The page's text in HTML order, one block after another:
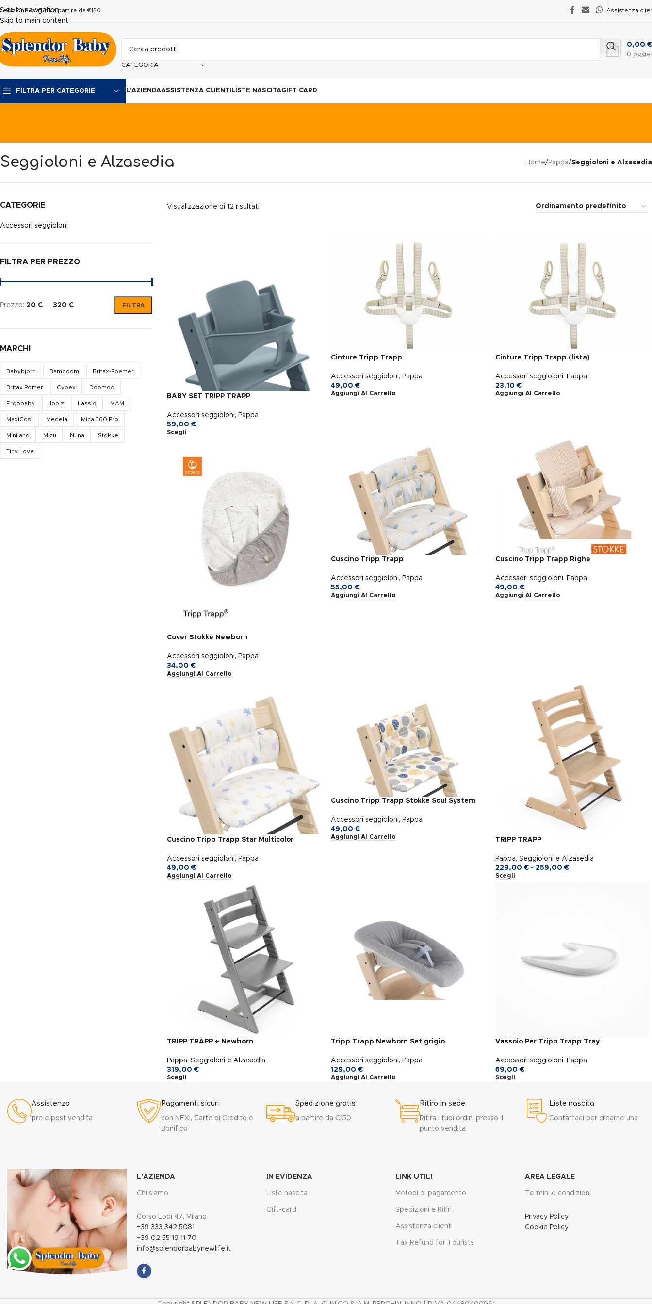
Skip to navigation
Skip to main content
gratuita a partire da €150 Assistenza
CATEGORIA
0
0,00 €
FILTRA PER CATEGORIE L’AZIENDAASSISTENZA CLIENTI LISTE NASCITAGIFT CARD
Seggioloni e Alzasedia Home/ Pappa/Seggioloni e Alzasedia
CATEGORIE
Accessori seggioloni
FILTRA PER PREZZO
FILTRA
Prezzo: 20 € — 320 €
MARCHI
Babybjorn Bamboom Britax-Roemer
Britax Romer Cybex Doomoo
Ergobaby Joolz Lassig MAM
MaxiCosi Medela Mica 360 Pro
Miniland Mizu Nuna Stokke
Tiny Love
Visualizzazione di 12 risultati
BABY SET TRIPP TRAPP
Accessori seggioloni, Pappa
59,00 €
Scegli
Cinture Tripp Trapp
Accessori seggioloni, Pappa
49,00€
Aggiungi Al Carrello
Cinture Tripp Trapp (lista)
Accessori seggioloni, Pappa
23,10 €
Aggiungi Al Carrello
Cover Stokke Newborn
Accessori seggioloni, Pappa
34,00 €
Aggiungi Al Carrello
Cuscino Tripp Trapp
Accessori seggioloni, Pappa
55,00€
Aggiungi Al Carrello
Cuscino Tripp Trapp Righe
Accessori seggioloni, Pappa
49,00 €
Aggiungi Al Carrello
Cuscino Tripp Trapp Star Multicolor
Accessori seggioloni, Pappa
49,00 €
Aggiungi Al Carrello
Cuscino Tripp Trapp Stokke Soul System
Accessori seggioloni, Pappa
49,00€
Aggiungi Al Carrello TRIPP TRAPP
Pappa, Seggioloni e Alzasedia
229,00 € - 259,00 €
Scegli
TRIPP TRAPP + Newborn
Pappa, Seggioloni e Alzasedia
319,00 €
Scegli
Tripp Trapp Newborn Set grigio
Accessori seggioloni, Pappa
129,00€
Aggiungi Al Carrello
Vassoio Per Tripp Trapp Tray
Accessori seggioloni, Pappa
69,00 €
Scegli
Assistenza
pre e post vendita
Pagamenti sicuri
con NEXI, Carte di Credito e
Bonifico
Spedizione gratis
a partire da €150
Ritiro in sede
Ritira i tuoi ordini presso il
punto vendita
Liste nascita
Contattaci per crearne una
L'AZIENDA
Chi siamo
Corso Lodi 47, Milano
+39 333 342 5081
+39 02 55 19 11 70
info@splendorbabynewlife.it
IN EVIDENZA
Liste nascita
Gift-card
LINK UTILI
Metodi di pagamento
Spedizioni e Ritiri
Assistenza clienti
Tax Refund for Tourists
AREA LEGALE
Termini e condizioni
Privacy Policy
Cookie Policy